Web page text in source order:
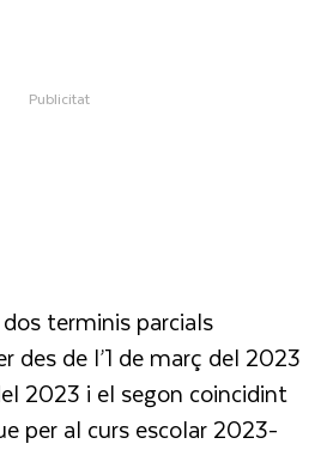
terminis parcials
des de l’1 de març del 2023
2023 i el segon coincidint
per al curs escolar 2023-